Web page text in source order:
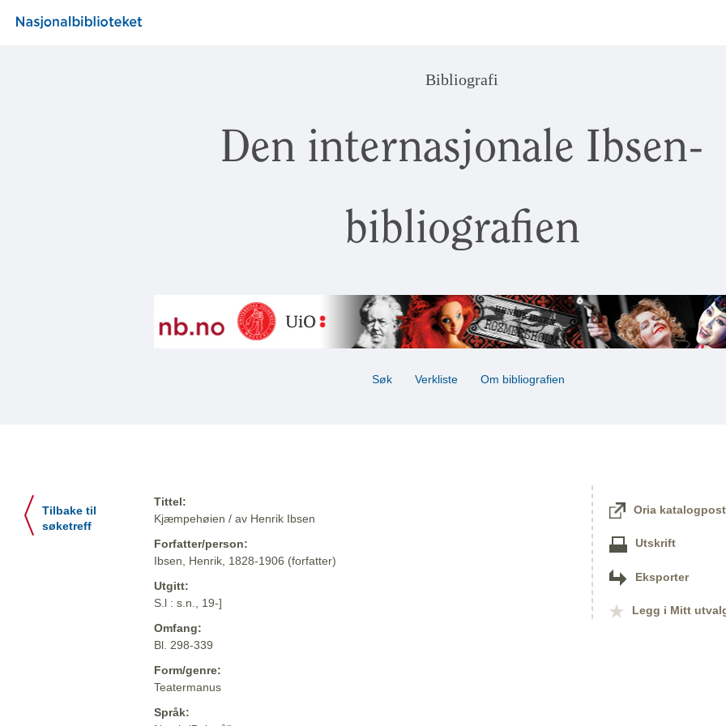
Bibliografi
Den internasjonale Ibsen-
bibliografien
Søk Verkliste Om bibliografien
Tilbake til
søketreff
Tittel:
Kjæmpehøien / av Henrik Ibsen
Forfatter/person:
Ibsen, Henrik, 1828-1906 (forfatter)
Utgitt:
S.l : s.n., 19-]
Omfang:
Bl. 298-339
Form/genre:
Teatermanus
Språk:
Oria katalogpost
Utskrift
Eksporter
Legg i Mitt